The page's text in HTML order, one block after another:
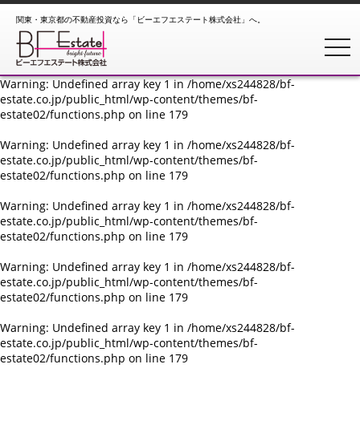
Warning: Undefined array key 1 in/home/xs244828/bf-
estate.co.jp/public_html/wp-content/themes/bf-
estate02/functions.php
Warning: Undefined array key 1 in/home/xs244828/bf-
estate.co.jp/public_html/wp-content/themes/bf-
estate02/functions.php on line 179
Warning: Undefined array key 1 in /home/xs244828/bf-
estate.co.jp/public_html/wp-content/themes/bf-
estate02/functions.php on line 179
Warning: Undefined array key 1 in /home/xs244828/bf-
estate.co.jp/public_html/wp-content/themes/bf-
estate02/functions.php on line 179
Warning: Undefined array key 1 in /home/xs244828/bf-
estate.co.jp/public_html/wp-content/themes/bf-
estate02/functions.php on line 179
Warning: Undefined array key 1 in /home/xs244828/bf-
estate.co.jp/public_html/wp-content/themes/bf-
estate02/functions.php on line 179
関東・東京都の不動産投資なら「ビーエフエステート株式会社」へ。